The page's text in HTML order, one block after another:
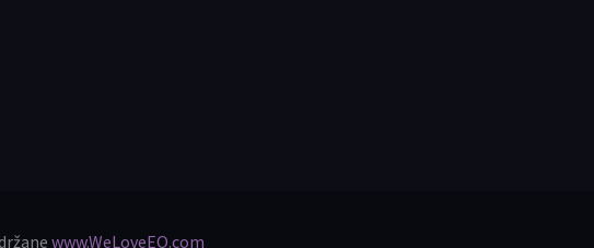
www.WeLoveEO.com